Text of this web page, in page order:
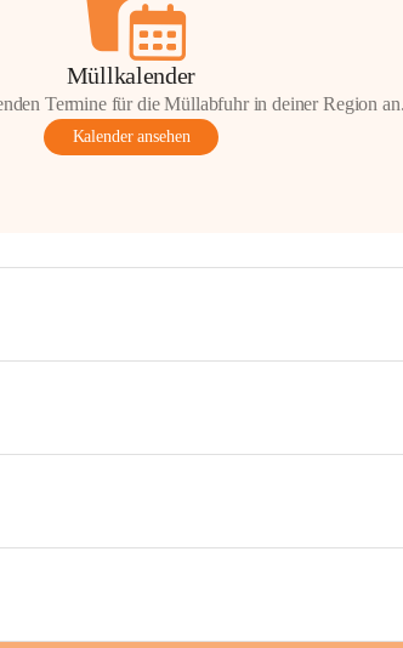
Müllkalender
Termine für die Müllabfuhr in deiner Region
Kalender ansehen